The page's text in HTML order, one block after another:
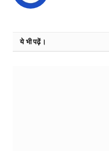
ये भी पढ़ें।